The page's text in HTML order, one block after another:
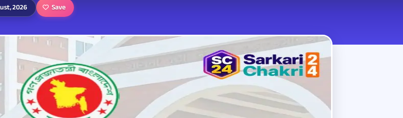
2026 Save